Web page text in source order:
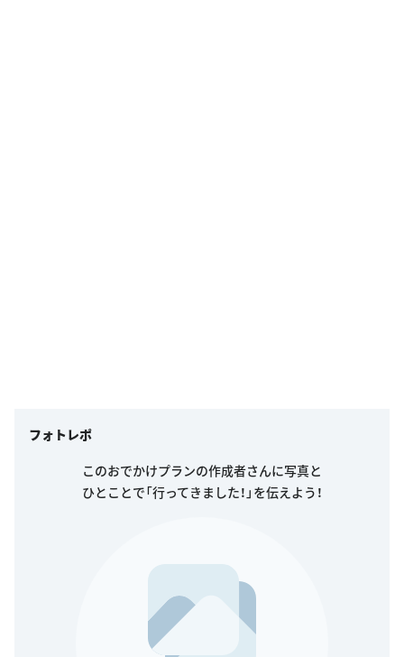
フォトレポ
このおでかけプランの作成者さんに写真と
ひとことで「行ってきました！」を伝えよう！